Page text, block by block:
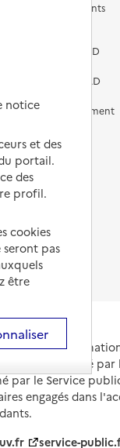
établissements
l'entrée en EHPAD
financières en EHPAD
accompagnement
les prix en
EHPAD
vie en EHPAD
proches, créé
par le Service
engagés dans
service-
notice
et des
portail.
des
profil.
cookies
seront pas
être